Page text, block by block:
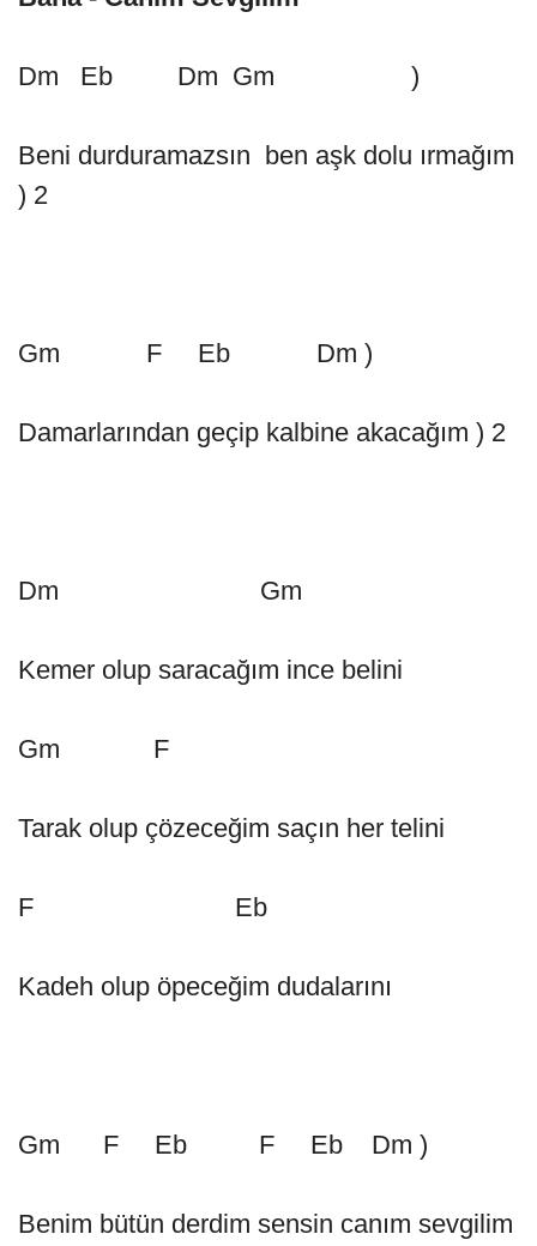
Dm Eb Dm Gm )
Beni durduramazsın ben aşk dolu ırmağım
) 2
Gm F Eb Dm )
Damarlarından geçip kalbine akacağım ) 2
Dm Gm
Kemer olup saracağım ince belini
Gm F
Tarak olup çözeceğim saçın her telini
F Eb
Kadeh olup öpeceğim dudalarını
Gm F Eb F Eb Dm )
Benim bütün derdim sensin canım sevgilim